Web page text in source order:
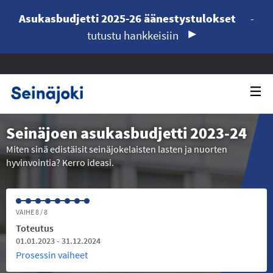
Asukasbudjetti 2025-26 äänestystulokset
-
tutustu hankkeisiin
Seinäjoen asukasbudjetti 2023-24
Miten sinä edistäisit seinäjokelaisten lasten ja nuorten
hyvinvointia? Kerro ideasi.
VAIHE 8 / 8
Toteutus
01.01.2023 - 31.12.2024
Prosessin vaiheet